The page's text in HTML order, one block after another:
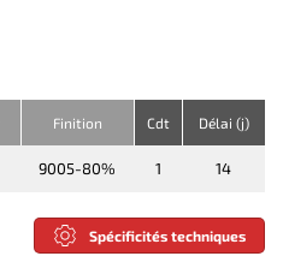
Finition Cdt Délai (j)
9005-80% 1 14
Spécificités techniques